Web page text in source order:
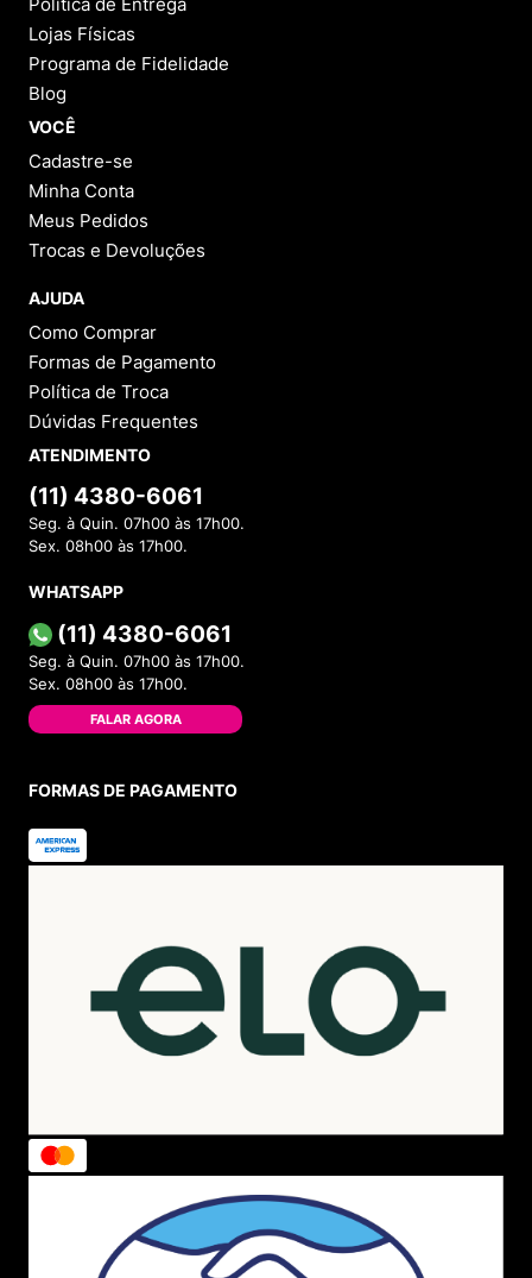
Lojas Físicas
Programa de Fidelidade
Blog
VOCÊ
Cadastre-se
Minha Conta
Meus Pedidos
Trocas e Devoluções
AJUDA
Como Comprar
Formas de Pagamento
Política de Troca
Dúvidas Frequentes
ATENDIMENTO
(11) 4380-6061
Seg. à Quin. 07h00 às 17h00.
Sex. 08h00 às 17h00.
WHATSAPP
(11) 4380-6061
Seg. à Quin. 07h00 às 17h00.
Sex. 08h00 às 17h00.
FALAR AGORA
FORMAS DE PAGAMENTO